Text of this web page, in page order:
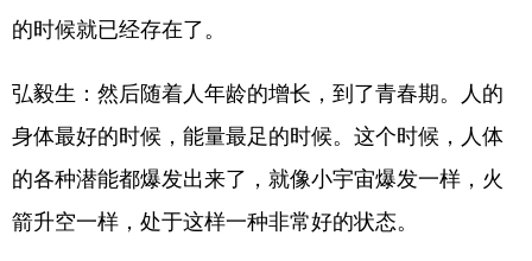
的时候就已经存在了。
弘毅生：然后随着人年龄的增长，到了青春期。人的
身体最好的时候，能量最足的时候。这个时候，人体
的各种潜能都爆发出来了，就像小宇宙爆发一样，火
箭升空一样，处于这样一种非常好的状态。